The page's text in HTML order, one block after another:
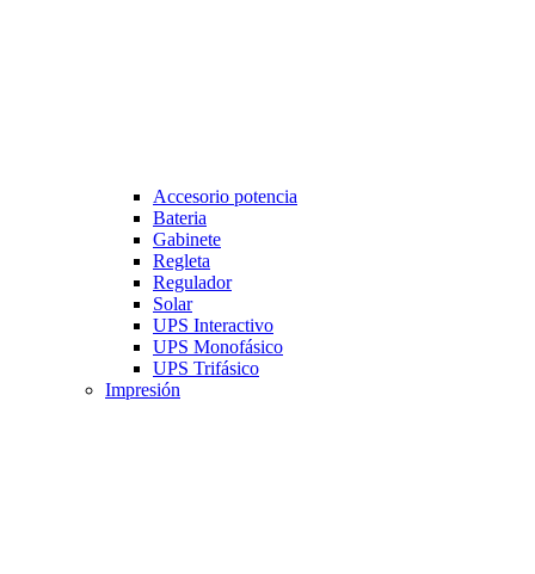
Accesorio potencia
Bateria
Gabinete
Regleta
Regulador
Solar
UPS Interactivo
UPS Monofásico
UPS Trifásico
Impresión